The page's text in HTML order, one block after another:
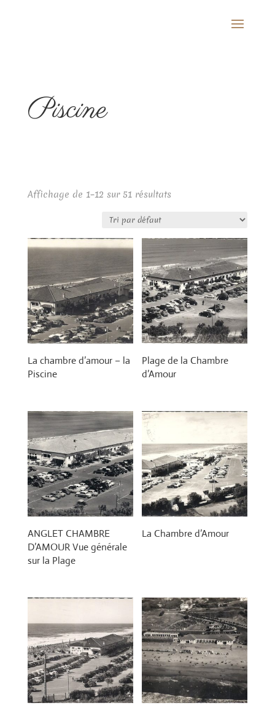
Piscine
Affichage de 1–12 sur 51 résultats
La chambre d’amour – la
Piscine
Plage de la Chambre
d’Amour
ANGLET CHAMBRE
D’AMOUR Vue générale
sur la Plage
La Chambre d’Amour